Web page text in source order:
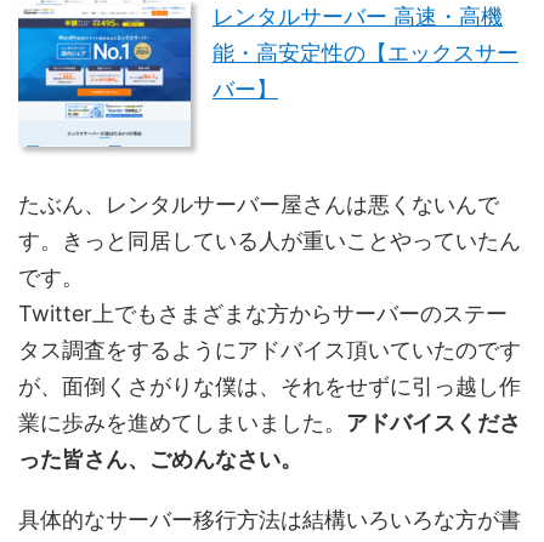
レンタルサーバー 高速・高機
能・高安定性の【エックスサー
バー】
たぶん、レンタルサーバー屋さんは悪くないんで
す。きっと同居している人が重いことやっていたん
です。
Twitter上でもさまざまな方からサーバーのステー
タス調査をするようにアドバイス頂いていたのです
が、面倒くさがりな僕は、それをせずに引っ越し作
業に歩みを進めてしまいました。 アドバイスくださ
った皆さん、ごめんなさい。
具体的なサーバー移行方法は結構いろいろな方が書